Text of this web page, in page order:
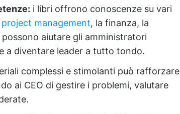
i libri offrono conoscenze su vari
project management, la finanza, la
aiutare gli amministratori
a diventare leader a tutto tondo.
complessi e stimolanti può rafforzare
ai CEO di gestire i problemi, valutare